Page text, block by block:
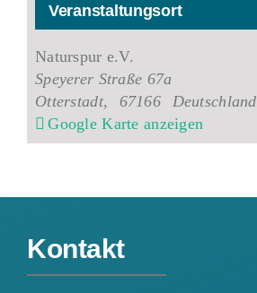
Veranstaltungsort
Naturspur e.V.
Speyerer Straße 67a
Otterstadt, 67166
Deutschland
Google Karte anzeigen
Kontakt